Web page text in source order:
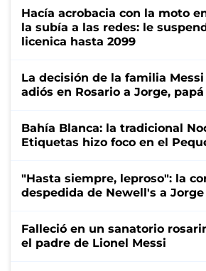
Hacía acrobacia con la moto
la subía a las redes: le
licenica hasta 2099
La decisión de la familia
adiós en Rosario a Jorge,
Bahía Blanca: la tradicional
Etiquetas hizo foco en el
"Hasta siempre, leproso": la
despedida de Newell's a Jorge
Falleció en un sanatorio
el padre de Lionel Messi